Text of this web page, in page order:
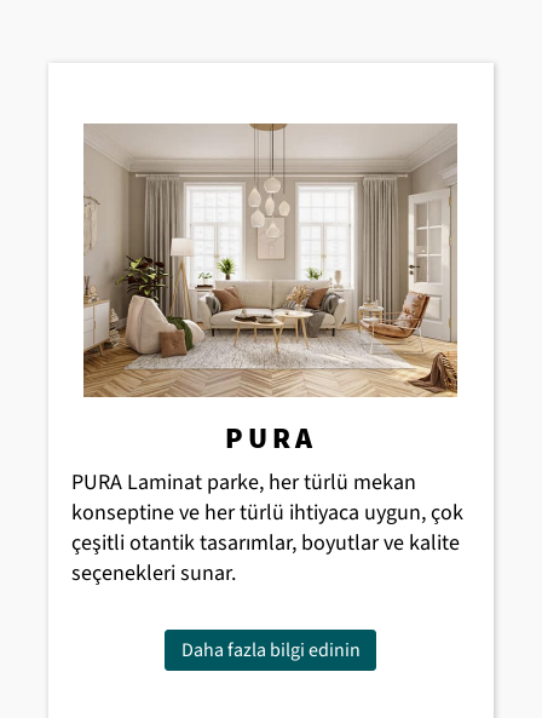
PURA
PURA Laminat parke, her türlü mekan
konseptine ve her türlü ihtiyaca uygun, çok
çeşitli otantik tasarımlar, boyutlar ve kalite
seçenekleri sunar.
Daha fazla bilgi edinin